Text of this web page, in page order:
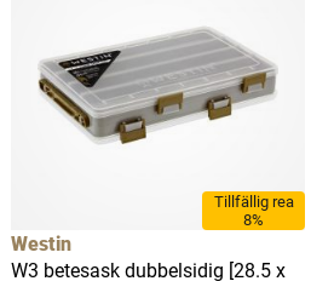
Tillfällig rea
8%
Westin
W3 betesask dubbelsidig [28.5 x